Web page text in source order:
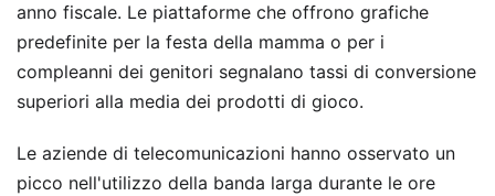
anno fiscale. Le piattaforme che offrono grafiche
predefinite per la festa della mamma o per i
compleanni dei genitori segnalano tassi di conversione
superiori alla media dei prodotti di gioco.
Le aziende di telecomunicazioni hanno osservato un
picco nell'utilizzo della banda larga durante le ore